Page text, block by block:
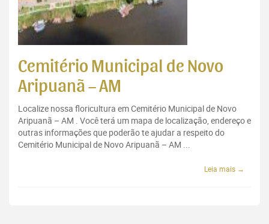
Cemitério Municipal de Novo
Aripuanã – AM
Localize nossa floricultura em Cemitério Municipal de Novo
Aripuanã – AM . Você terá um mapa de localização, endereço e
outras informações que poderão te ajudar a respeito do
Cemitério Municipal de Novo Aripuanã – AM ...
Leia mais →